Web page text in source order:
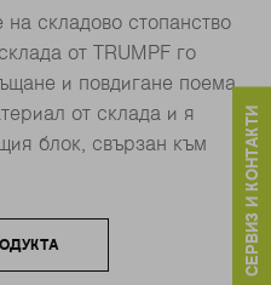
складово стопанство
от TRUMPF го
и повдигане поема
от склада и я
блок, свързан към
СЕРВИЗ И КОНТАКТИ